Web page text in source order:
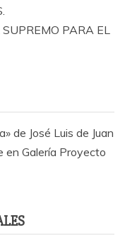
PARA EL
de José Luis de Juan
en Galería Proyecto